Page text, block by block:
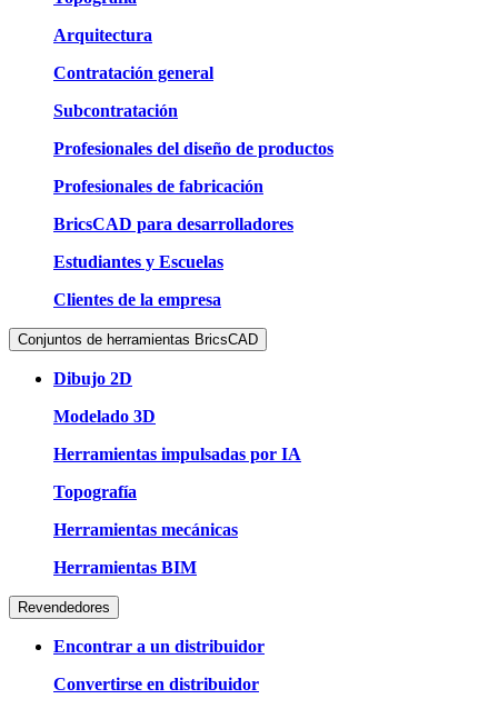
Arquitectura
Contratación general
Subcontratación
Profesionales del diseño de productos
Profesionales de fabricación
BricsCAD para desarrolladores
Estudiantes y Escuelas
Clientes de la empresa
Conjuntos de herramientas BricsCAD
Dibujo 2D
Modelado 3D
Herramientas impulsadas por IA
Topografía
Herramientas mecánicas
Herramientas BIM
Revendedores
Encontrar a un distribuidor
Convertirse en distribuidor